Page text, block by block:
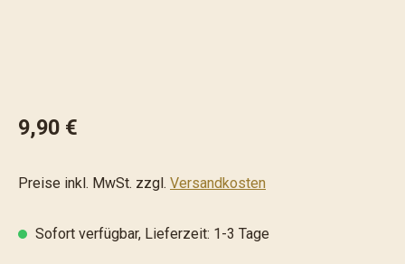
9,90 €
Preise inkl. MwSt. zzgl. Versandkosten
Sofort verfügbar, Lieferzeit: 1-3 Tage